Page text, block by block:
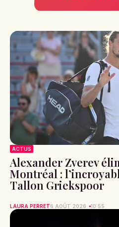
ACTUS
Alexander Zverev
Montréal :
Tallon Griekspoor
LAURA PERRET6 AOÛT 2026 10:55